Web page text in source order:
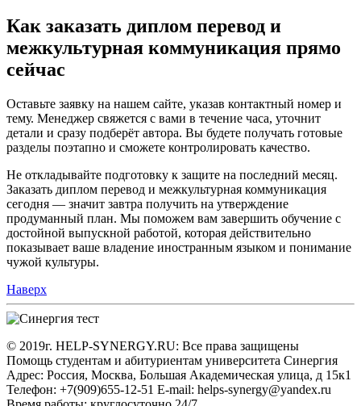
Как заказать диплом перевод и
межкультурная коммуникация прямо
сейчас
Оставьте заявку на нашем сайте, указав контактный номер и
тему. Менеджер свяжется с вами в течение часа, уточнит
детали и сразу подберёт автора. Вы будете получать готовые
разделы поэтапно и сможете контролировать качество.
Не откладывайте подготовку к защите на последний месяц.
Заказать диплом перевод и межкультурная коммуникация
сегодня — значит завтра получить на утверждение
продуманный план. Мы поможем вам завершить обучение с
достойной выпускной работой, которая действительно
показывает ваше владение иностранным языком и понимание
чужой культуры.
Наверх
© 2019г. HELP-SYNERGY.RU: Все права защищены
Помощь студентам и абитуриентам университета Синергия
Адрес: Россия, Москва, Большая Академическая улица, д 15к1
Телефон: +7(909)655-12-51 E-mail: helps-synergy@yandex.ru